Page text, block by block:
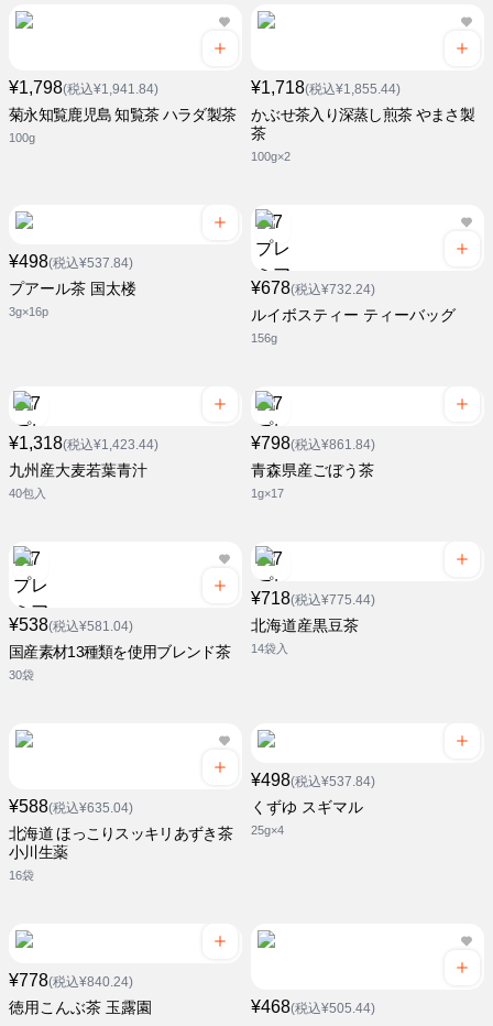
¥1,798(税込¥1,941.84)
菊永知覧鹿児島 知覧茶 ハラダ製茶
100g
¥1,718(税込¥1,855.44)
かぶせ茶入り深蒸し煎茶 やまさ製
茶
100g×2
¥498(税込¥537.84)
プアール茶 国太楼
3g×16p
¥678(税込¥732.24)
ルイボスティー ティーバッグ
156g
¥1,318(税込¥1,423.44)
九州産大麦若葉青汁
40包入
¥798(税込¥861.84)
青森県産ごぼう茶
1g×17
¥538(税込¥581.04)
国産素材13種類を使用ブレンド茶
30袋
¥718(税込¥775.44)
北海道産黒豆茶
14袋入
¥588(税込¥635.04)
北海道 ほっこりスッキリあずき茶
小川生薬
16袋
¥498(税込¥537.84)
くずゆ スギマル
25g×4
¥778(税込¥840.24)
徳用こんぶ茶 玉露園 ¥468(税込¥505.44)